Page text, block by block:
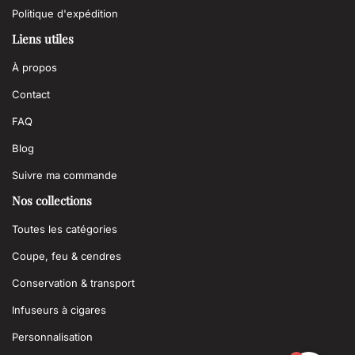
Politique d'expédition
Liens utiles
À propos
Contact
FAQ
Blog
Suivre ma commande
Nos collections
Toutes les catégories
Coupe, feu & cendres
Conservation & transport
Infuseurs à cigares
Personnalisation